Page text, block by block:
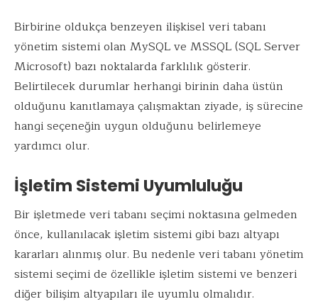
Birbirine oldukça benzeyen ilişkisel veri tabanı
yönetim sistemi olan MySQL ve MSSQL (SQL Server
Microsoft) bazı noktalarda farklılık gösterir.
Belirtilecek durumlar herhangi birinin daha üstün
olduğunu kanıtlamaya çalışmaktan ziyade, iş sürecine
hangi seçeneğin uygun olduğunu belirlemeye
yardımcı olur.
İşletim Sistemi Uyumluluğu
Bir işletmede veri tabanı seçimi noktasına gelmeden
önce, kullanılacak işletim sistemi gibi bazı altyapı
kararları alınmış olur. Bu nedenle veri tabanı yönetim
sistemi seçimi de özellikle işletim sistemi ve benzeri
diğer bilişim altyapıları ile uyumlu olmalıdır.